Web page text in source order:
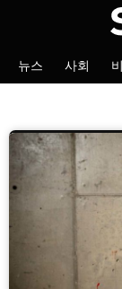
뉴스 사회